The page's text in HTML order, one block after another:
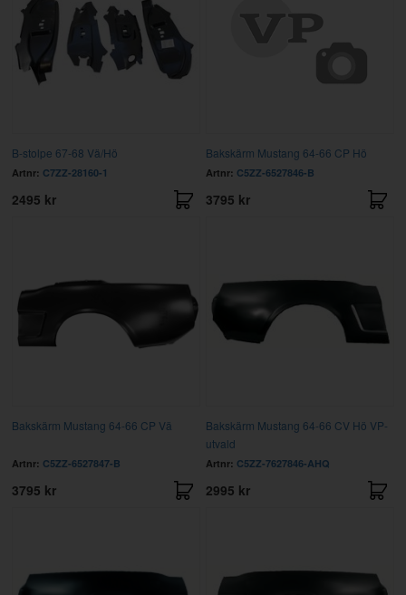
B-stolpe 67-68 Vä/Hö
Artnr: C7ZZ-28160-1
2495 kr
Bakskärm Mustang 64-66 CP Hö
Artnr: C5ZZ-6527846-B
3795 kr
Bakskärm Mustang 64-66 CP Vä
Artnr: C5ZZ-6527847-B
3795 kr
Bakskärm Mustang 64-66 CV Hö VP-
utvald
Artnr: C5ZZ-7627846-AHQ
2995 kr